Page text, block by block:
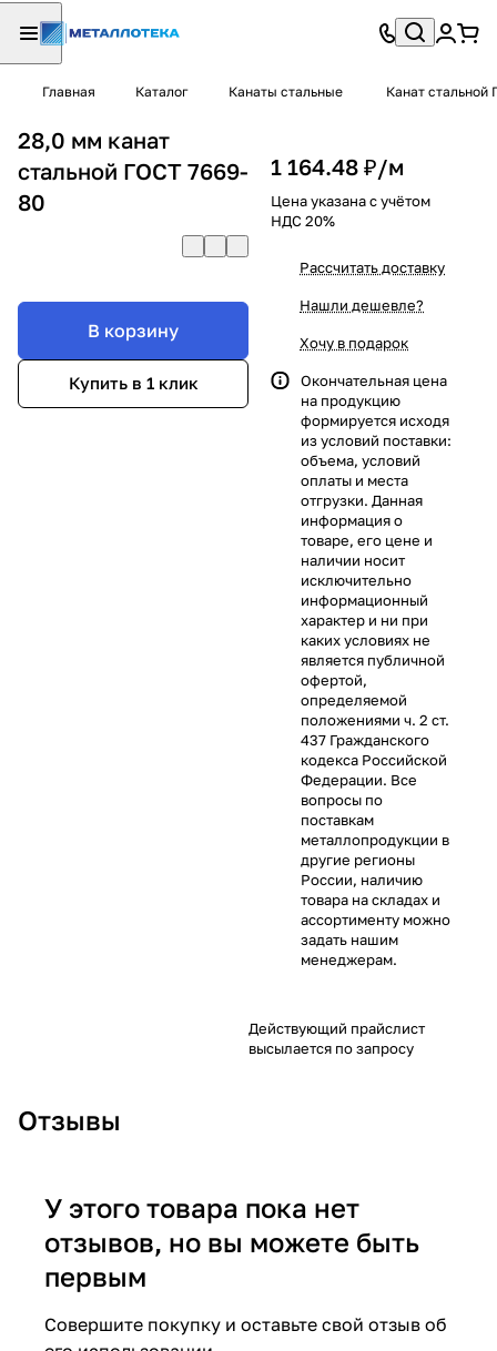
Главная Каталог Канаты стальные Канат стальной
28,0 мм канат
стальной ГОСТ 7669-
80
В корзину
Купить в 1 клик
1 164.48 ₽/м
Цена указана с учётом
НДС 20%
Рассчитать доставку
Нашли дешевле?
Хочу в подарок
Окончательная цена
на продукцию
формируется исходя
из условий поставки:
объема, условий
оплаты и места
отгрузки. Данная
информация о
товаре, его цене и
наличии носит
исключительно
информационный
характер и ни при
каких условиях не
является публичной
офертой,
определяемой
положениями ч. 2 ст.
437 Гражданского
кодекса Российской
Федерации. Все
вопросы по
поставкам
металлопродукции в
другие регионы
России, наличию
товара на складах и
ассортименту можно
задать нашим
менеджерам.
Действующий прайслист
высылается по запросу
Отзывы
У этого товара пока нет
отзывов, но вы можете быть
первым
Совершите покупку и оставьте свой отзыв об